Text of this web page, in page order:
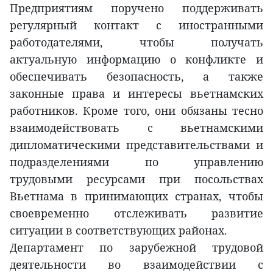
Предприятиям поручено поддерживать
регулярный контакт с иностранными
работодателями, чтобы получать
актуальную информацию о конфликте и
обеспечивать безопасность, а также
законные права и интересы вьетнамских
работников. Кроме того, они обязаны тесно
взаимодействовать с вьетнамскими
дипломатическими представительствами и
подразделениями по управлению
трудовыми ресурсами при посольствах
Вьетнама в принимающих странах, чтобы
своевременно отслеживать развитие
ситуации в соответствующих районах.
Департамент по зарубежной трудовой
деятельности во взаимодействии с